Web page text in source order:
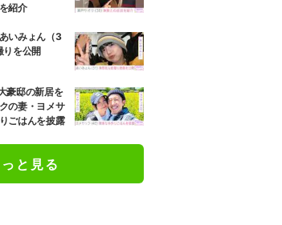
紹介
いみょん（3
りを公開
豪邸の新居を
の妻・ヨメサ
ごはんを披露
っと見る